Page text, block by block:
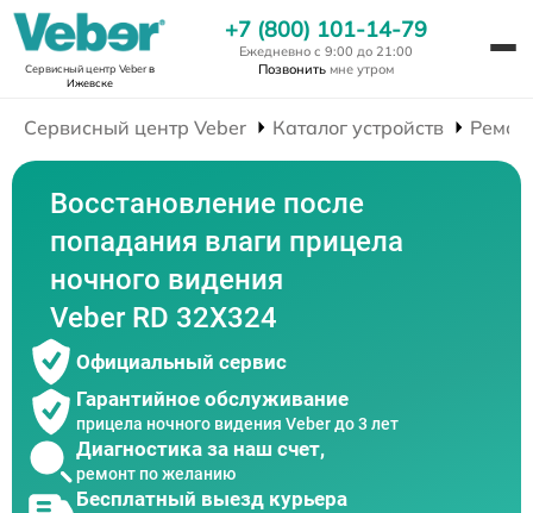
Сервисный центр Veberв
Ижевске
+7 (800) 101-14-79
Ежедневно с 9:00 до 21:00
Позвонить мне утром
Сервисный центр Veber Каталог устройств
Восстановление после
попадания влаги прицела
ночного видения
Veber RD 32X324
Официальный сервис
Гарантийное обслуживание
прицела ночного видения Veber до 3 лет
Диагностика за наш счет,
ремонт по желанию
Бесплатный выезд курьера